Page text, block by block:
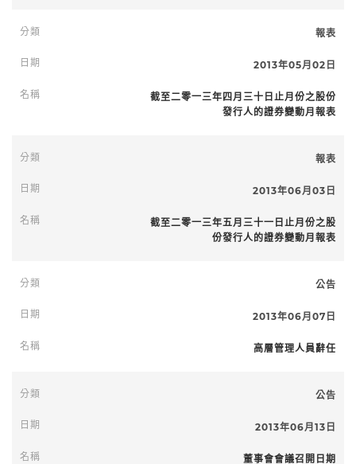
報表
2013年05月02日
截至二零一三年四月三十日止月份之股份
發行人的證券變動月報表
報表
2013年06月03日
截至二零一三年五月三十一日止月份之股
份發行人的證券變動月報表
公告
2013年06月07日
高層管理人員辭任
公告
2013年06月13日
董事會會議召開日期